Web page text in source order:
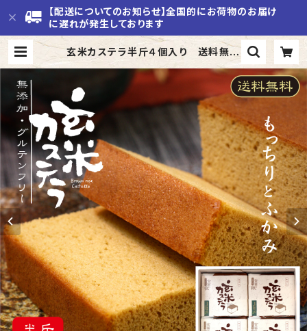
【配送についてのお知らせ】全国的にお荷物のお届け
に遅れが発生しております
玄米カステラ半斤４個入り 送料無料
／農薬不使用・化学肥料不使用、自然
栽培で育った和泉玄米 | 玄米ロール
ケーキ専門店 | オヤジのたまごループ